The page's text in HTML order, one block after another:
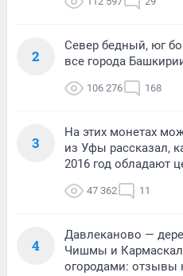
2
Север бедный, юг
все города
106 276 168
3
На этих монетах
из Уфы рассказал,
2016 год обладают
47 362 11
4
Давлеканово —
Чишмы и
огородами: отзывы